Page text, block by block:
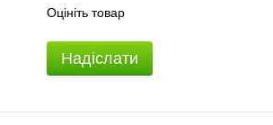
Оцініть товар
Надіслати